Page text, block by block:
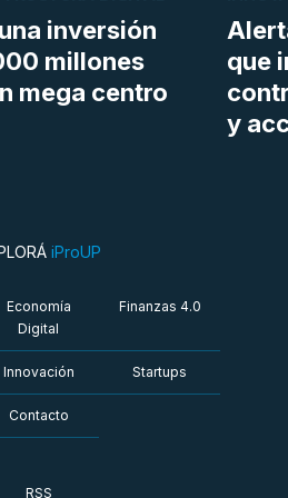
inversión
millones
mega centro
que
y
iProUP
Economía
Digital
Finanzas 4.0
Innovación Startups
Contacto
RSS